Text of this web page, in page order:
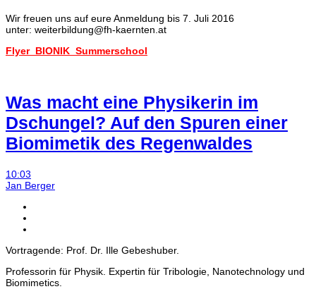
Wir freuen uns auf eure Anmeldung bis 7. Juli 2016
unter: weiterbildung@fh-kaernten.at
Flyer_BIONIK_Summerschool
Was macht eine Physikerin im
Dschungel? Auf den Spuren einer
Biomimetik des Regenwaldes
10:03
Jan Berger
Vortragende: Prof. Dr. Ille Gebeshuber.
Professorin für Physik. Expertin für Tribologie, Nanotechnology und
Biomimetics.